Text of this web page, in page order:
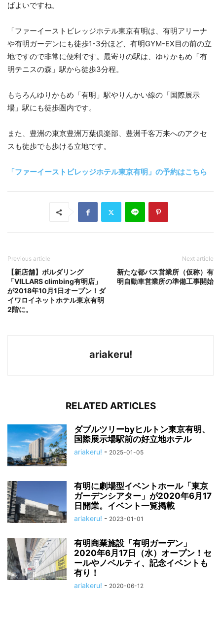
ばよいですね。
「ファーイーストビレッジホテル東京有明は、有明アリーナ
や有明ガーデンにも徒歩1-3分ほど、有明GYM-EX目の前の立
地ですので非常に便利です。最寄りの駅は、ゆりかもめ「有
明テニスの森」駅から徒歩3分程。
もちろんゆりかもめ「有明」駅やりんかい線の「国際展示
場」駅にも徒歩圏内です。
また、豊洲の東京豊洲万葉倶楽部、豊洲千客万来へのアクセ
スも徒歩でも歩ける立地です。
「ファーイーストビレッジホテル東京有明」の予約はこちら
Previous article
【新店舗】ボルダリング
「VILLARS climbing有明店」
が2018年10月1日オープン！ダ
イワロイネットホテル東京有明
2階に。
Next article
新たな都バス営業所（仮称）有
明自動車営業所の準備工事開始
ariakeru!
RELATED ARTICLES
ダブルツリーbyヒルトン東京有明、
国際展示場駅前の好立地ホテル
ariakeru! - 2025-01-05
有明に劇場型イベントホール「東京
ガーデンシアター」が2020年6月17
日開業。イベント一覧掲載
ariakeru! - 2023-01-01
有明商業施設「有明ガーデン」
2020年6月17日（水）オープン！セ
ールやノベルティ、記念イベントも
有り！
ariakeru! - 2020-06-12